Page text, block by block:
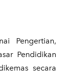
Pengertian,
Pendidikan
secara